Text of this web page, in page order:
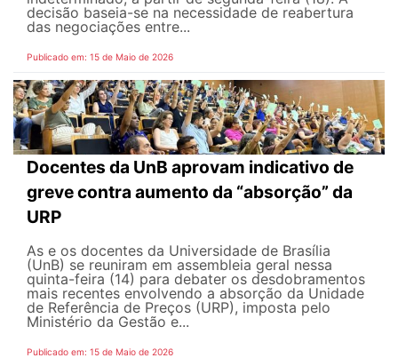
decisão baseia-se na necessidade de reabertura
das negociações entre...
Publicado em: 15 de Maio de 2026
Docentes da UnB aprovam indicativo de
greve contra aumento da “absorção” da
URP
As e os docentes da Universidade de Brasília
(UnB) se reuniram em assembleia geral nessa
quinta-feira (14) para debater os desdobramentos
mais recentes envolvendo a absorção da Unidade
de Referência de Preços (URP), imposta pelo
Ministério da Gestão e...
Publicado em: 15 de Maio de 2026